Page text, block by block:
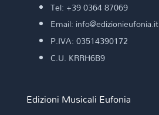
Tel: +39 0364 87069
Email: info@edizionieufonia.it
P.IVA: 03514390172
C.U. KRRH6B9
Edizioni Musicali Eufonia